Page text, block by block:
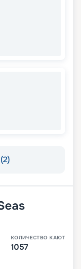
КОЛИЧЕСТВО КАЮТ
1057